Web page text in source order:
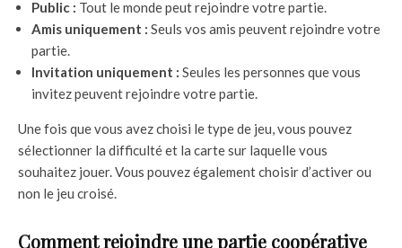
Public : Tout le monde peut rejoindre votre partie.
Amis uniquement : Seuls vos amis peuvent rejoindre votre
partie.
Invitation uniquement : Seules les personnes que vous
invitez peuvent rejoindre votre partie.
Une fois que vous avez choisi le type de jeu, vous pouvez
sélectionner la difficulté et la carte sur laquelle vous
souhaitez jouer. Vous pouvez également choisir d’activer ou
non le jeu croisé.
Comment rejoindre une partie coopérative